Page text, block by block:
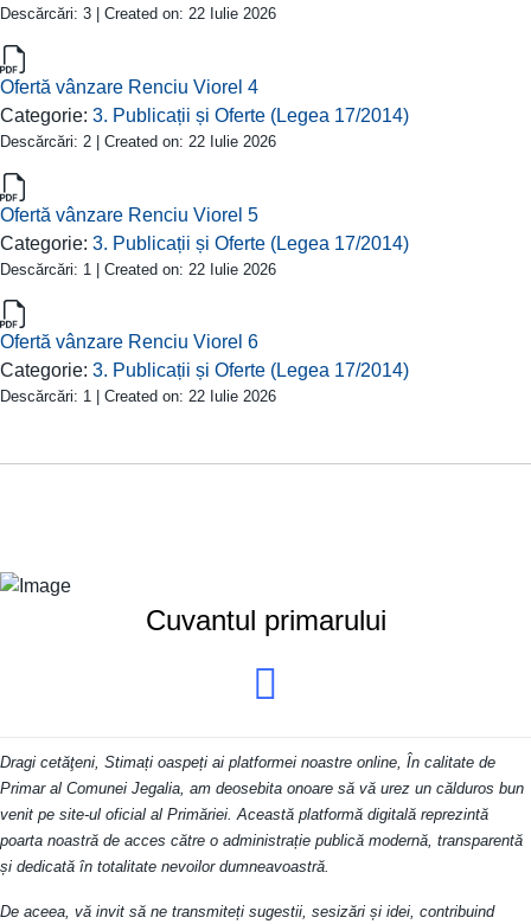
Descărcări: 3 | Created on: 22 Iulie 2026
Ofertă vânzare Renciu Viorel 4
Categorie: 3. Publicații și Oferte (Legea 17/2014)
Descărcări: 2 | Created on: 22 Iulie 2026
Ofertă vânzare Renciu Viorel 5
Categorie: 3. Publicații și Oferte (Legea 17/2014)
Descărcări: 1 | Created on: 22 Iulie 2026
Ofertă vânzare Renciu Viorel 6
Categorie: 3. Publicații și Oferte (Legea 17/2014)
Descărcări: 1 | Created on: 22 Iulie 2026
Cuvantul primarului
Dragi cetăţeni, Stimați oaspeți ai platformei noastre online, În calitate de
Primar al Comunei Jegalia, am deosebita onoare să vă urez un călduros bun
venit pe site-ul oficial al Primăriei. Această platformă digitală reprezintă
poarta noastră de acces către o administrație publică modernă, transparentă
și dedicată în totalitate nevoilor dumneavoastră.
De aceea, vă invit să ne transmiteți sugestii, sesizări și idei, contribuind